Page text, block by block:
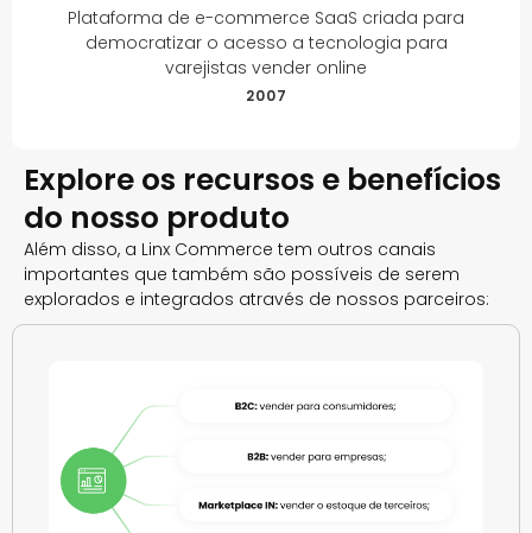
Plataforma de e-commerce SaaS criada para
democratizar o acesso a tecnologia para
varejistas vender online
2007
Explore os recursos e benefícios
do nosso produto
Além disso, a Linx Commerce tem outros canais
importantes que também são possíveis de serem
explorados e integrados através de nossos parceiros: